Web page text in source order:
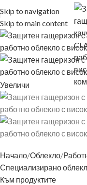
Skip to navigation
Skip to main content
Увеличи
Начало Облекло
Специализирано
Към продуктите